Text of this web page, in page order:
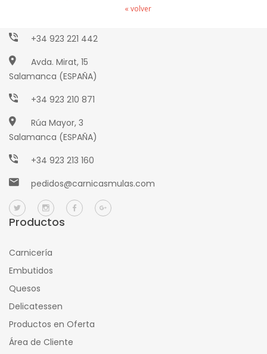
« volver
+34 923 221 442
Avda. Mirat, 15
Salamanca (ESPAÑA)
+34 923 210 871
Rúa Mayor, 3
Salamanca (ESPAÑA)
+34 923 213 160
pedidos@carnicasmulas.com
Productos
Carnicería
Embutidos
Quesos
Delicatessen
Productos en Oferta
Área de Cliente